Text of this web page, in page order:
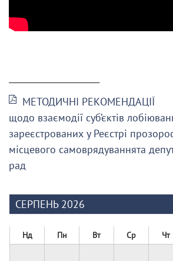
МЕТОДИЧНІ РЕКОМЕНДАЦІЇ
щодо взаємодії суб’єктів
зареєстрованих у Реєстрі
місцевого самоврядуваннята
рад
СЕРПЕНЬ 2026
Нд Пн Вт Ср Чт